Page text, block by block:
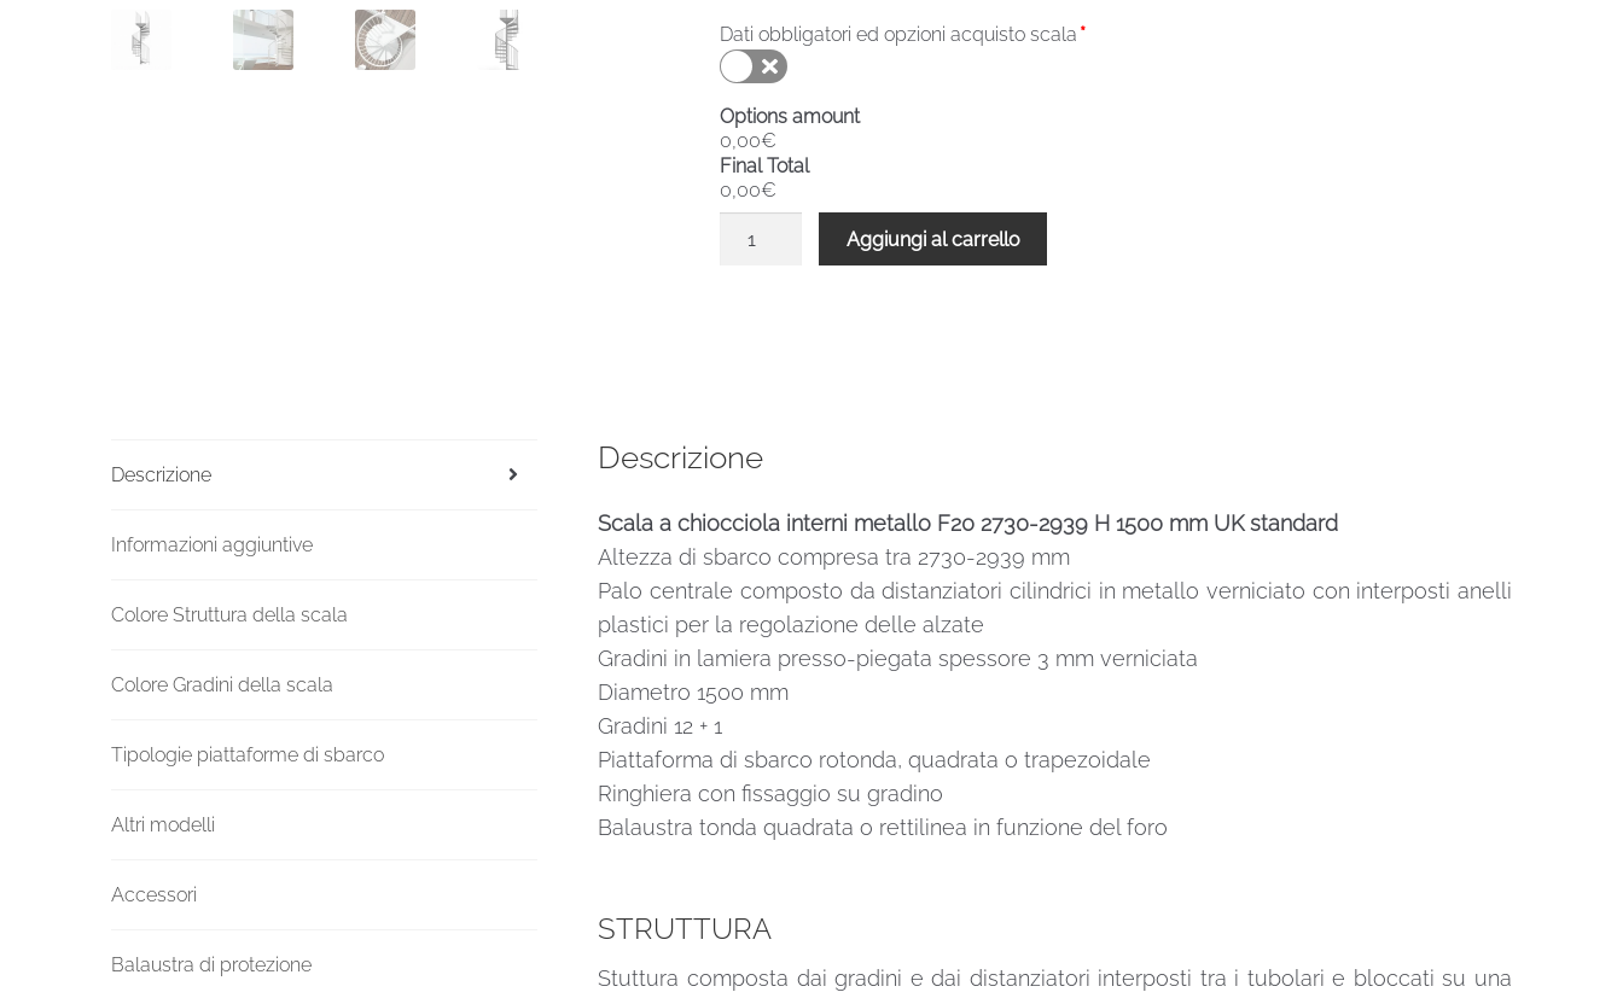
Dati obbligatori ed opzioni acquisto scala *
Options amount
0,00€
Final Total
0,00€
H
mm
UK
standard
quantità
Aggiungi al carrello
Descrizione
Informazioni aggiuntive
Colore Struttura della scala
Colore Gradini della scala
Tipologie piattaforme di sbarco
Altri modelli
Accessori
Balaustra di protezione
Descrizione
Scala a chiocciola interni metallo F20 2730-2939 H 1500 mm UK standard
Altezza di sbarco compresa tra 2730-2939 mm
Palo centrale composto da distanziatori cilindrici in metallo verniciato con interposti anelli
plastici per la regolazione delle alzate
Gradini in lamiera presso-piegata spessore 3 mm verniciata
Diametro 1500 mm
Gradini 12 + 1
Piattaforma di sbarco rotonda, quadrata o trapezoidale
Ringhiera con fissaggio su gradino
Balaustra tonda quadrata o rettilinea in funzione del foro
STRUTTURA
Stuttura composta dai gradini e dai distanziatori interposti tra i tubolari e bloccati su una